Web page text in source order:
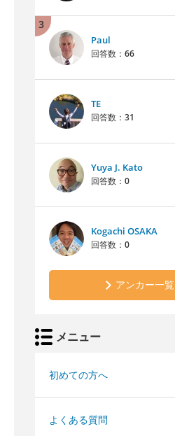
3
Paul
回答数： 66
TE
回答数： 31
Yuya J. Kato
回答数： 0
Kogachi OSAKA
回答数： 0
アンカー一覧
メニュー
初めての方へ
よくある質問